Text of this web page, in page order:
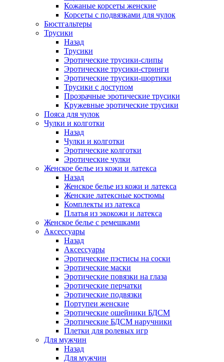
Кожаные корсеты женские
Корсеты с подвязками для чулок
Бюстгальтеры
Трусики
Назад
Трусики
Эротические трусики-слипы
Эротические трусики-стринги
Эротические трусики-шортики
Трусики с доступом
Прозрачные эротические трусики
Кружевные эротические трусики
Пояса для чулок
Чулки и колготки
Назад
Чулки и колготки
Эротические колготки
Эротические чулки
Женское белье из кожи и латекса
Назад
Женское белье из кожи и латекса
Женские латексные костюмы
Комплекты из латекса
Платья из экокожи и латекса
Женское белье с ремешками
Аксессуары
Назад
Аксессуары
Эротические пэстисы на соски
Эротические маски
Эротические повязки на глаза
Эротические перчатки
Эротические подвязки
Портупеи женские
Эротические ошейники БДСМ
Эротические БДСМ наручники
Плетки для ролевых игр
Для мужчин
Назад
Для мужчин